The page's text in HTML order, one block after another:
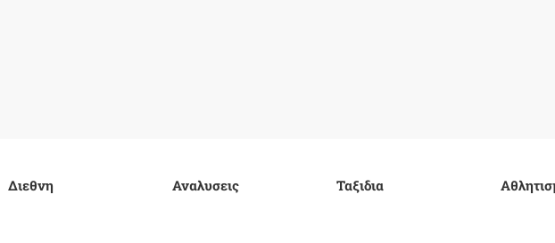
Διεθνη Αναλυσεις Ταξιδια